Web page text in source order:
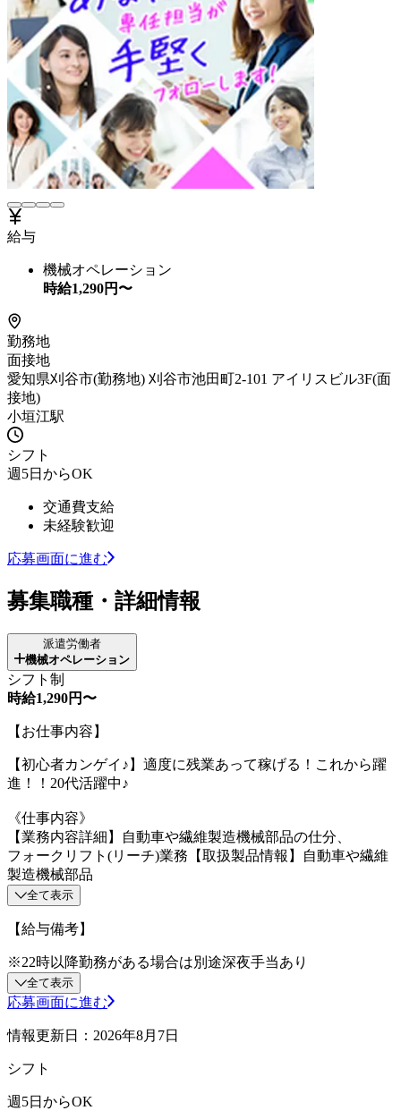
給与
機械オペレーション
時給1,290円〜
勤務地
面接地
愛知県刈谷市(勤務地) 刈谷市池田町2-101 アイリスビル3F(面
接地)
小垣江駅
シフト
週5日からOK
交通費支給
未経験歓迎
応募画面に進む
募集職種・詳細情報
派遣労働者
機械オペレーション
シフト制
時給1,290円〜
【お仕事内容】
【初心者カンゲイ♪】適度に残業あって稼げる！これから躍
進！！20代活躍中♪
《仕事内容》
【業務内容詳細】自動車や繊維製造機械部品の仕分、
フォークリフト(リーチ)業務【取扱製品情報】自動車や繊維
製造機械部品
全て表示
【給与備考】
※22時以降勤務がある場合は別途深夜手当あり
全て表示
応募画面に進む
情報更新日：2026年8月7日
シフト
週5日からOK